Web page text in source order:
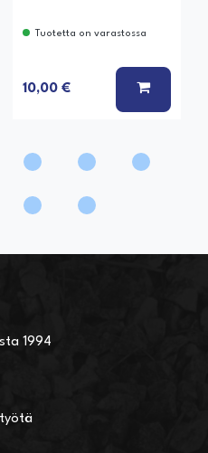
KORIIN
Tuotetta on varastossa
10,00 € LISÄÄ
1994